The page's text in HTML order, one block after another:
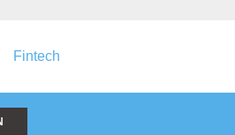
Fintech